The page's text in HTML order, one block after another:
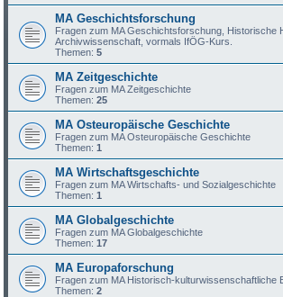
MA Geschichtsforschung
Fragen zum MA Geschichtsforschung, Historische
Archivwissenschaft, vormals IfÖG-Kurs.
Themen:5
MA Zeitgeschichte
Fragen zum MA Zeitgeschichte
Themen:25
MA Osteuropäische Geschichte
Fragen zum MA Osteuropäische Geschichte
Themen:1
MA Wirtschaftsgeschichte
Fragen zum MA Wirtschafts- und Sozialgeschichte
Themen:1
MA Globalgeschichte
Fragen zum MA Globalgeschichte
Themen:17
MA Europaforschung
Fragen zum MA Historisch-kulturwissenschaftliche
Themen:2